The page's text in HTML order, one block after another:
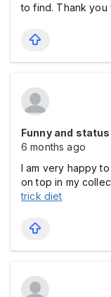
to find. Thank
Funny and
6 months ago
I am very happy
on top in my
trick diet